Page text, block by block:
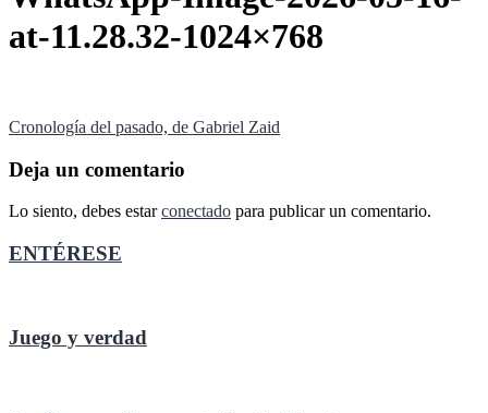
at-11.28.32-1024×768
Navegación
de
entradas
Cronología del pasado, de Gabriel Zaid
Deja un comentario
Lo siento, debes estarconectado para publicar un comentario.
ENTÉRESE
Juego y verdad